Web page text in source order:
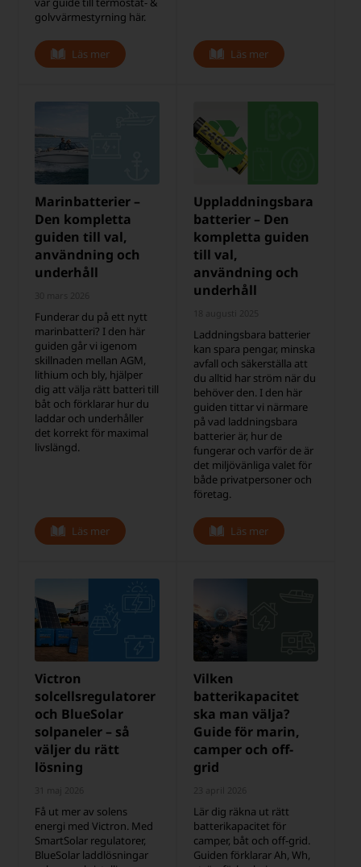
golvvärmestyrning här.
Läs mer Läs mer
Marinbatterier –
Den kompletta
guiden till val,
användning och
underhåll
Funderar du på ett nytt
marinbatteri? I den här
guiden går vi igenom
skillnaden mellan AGM,
lithium och bly, hjälper
dig att välja rätt batteri till
båt och förklarar hur du
laddar och underhåller
det korrekt för maximal
livslängd.
Läs mer
Uppladdningsbara
batterier – Den
kompletta guiden
till val,
användning och
underhåll
Laddningsbara batterier
kan spara pengar, minska
avfall och säkerställa att
du alltid har ström när du
behöver den. I den här
guiden tittar vi närmare
på vad laddningsbara
batterier är, hur de
fungerar och varför de är
det miljövänliga valet för
både privatpersoner och
företag.
Läs mer
Victron
solcellsregulatorer
och BlueSolar
solpaneler – så
väljer du rätt
lösning
Få ut mer av solens
energi med Victron. Med
SmartSolar regulatorer,
BlueSolar laddlösningar
Vilken
batterikapacitet
ska man välja?
Guide för marin,
camper och off-
grid
Lär dig räkna ut rätt
batterikapacitet för
camper, båt och off-grid.
Guiden förklarar Ah, Wh,